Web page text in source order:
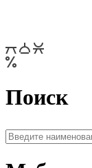
Поиск